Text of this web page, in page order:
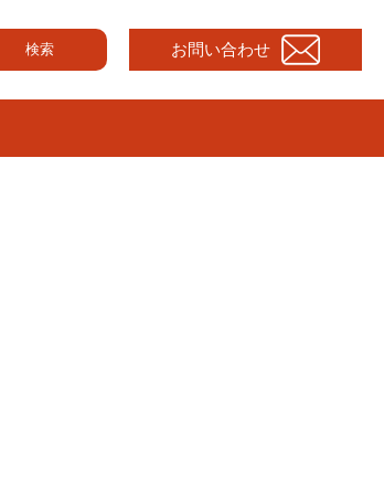
検索 お問い合わせ